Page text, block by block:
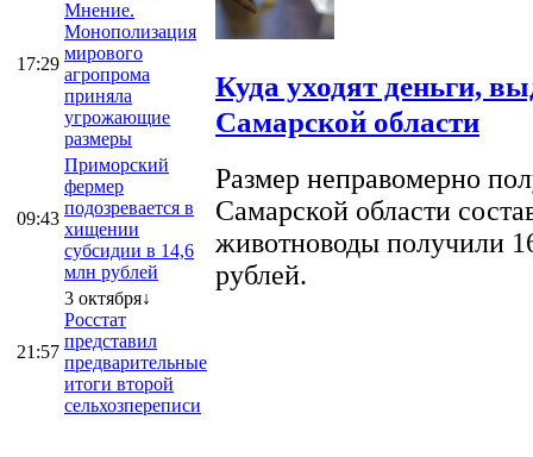
17:29
Мнение.
Монополизация
мирового
агропрома
приняла
угрожающие
размеры
09:43
Приморский
фермер
подозревается в
хищении
субсидии в 14,6
млн рублей
21:57
3 октября↓
Росстат
представил
предварительные
итоги второй
сельхозпереписи
Куда уходят деньги,
Самарской области
Размер неправомерно
Самарской области
животноводы получили
рублей.